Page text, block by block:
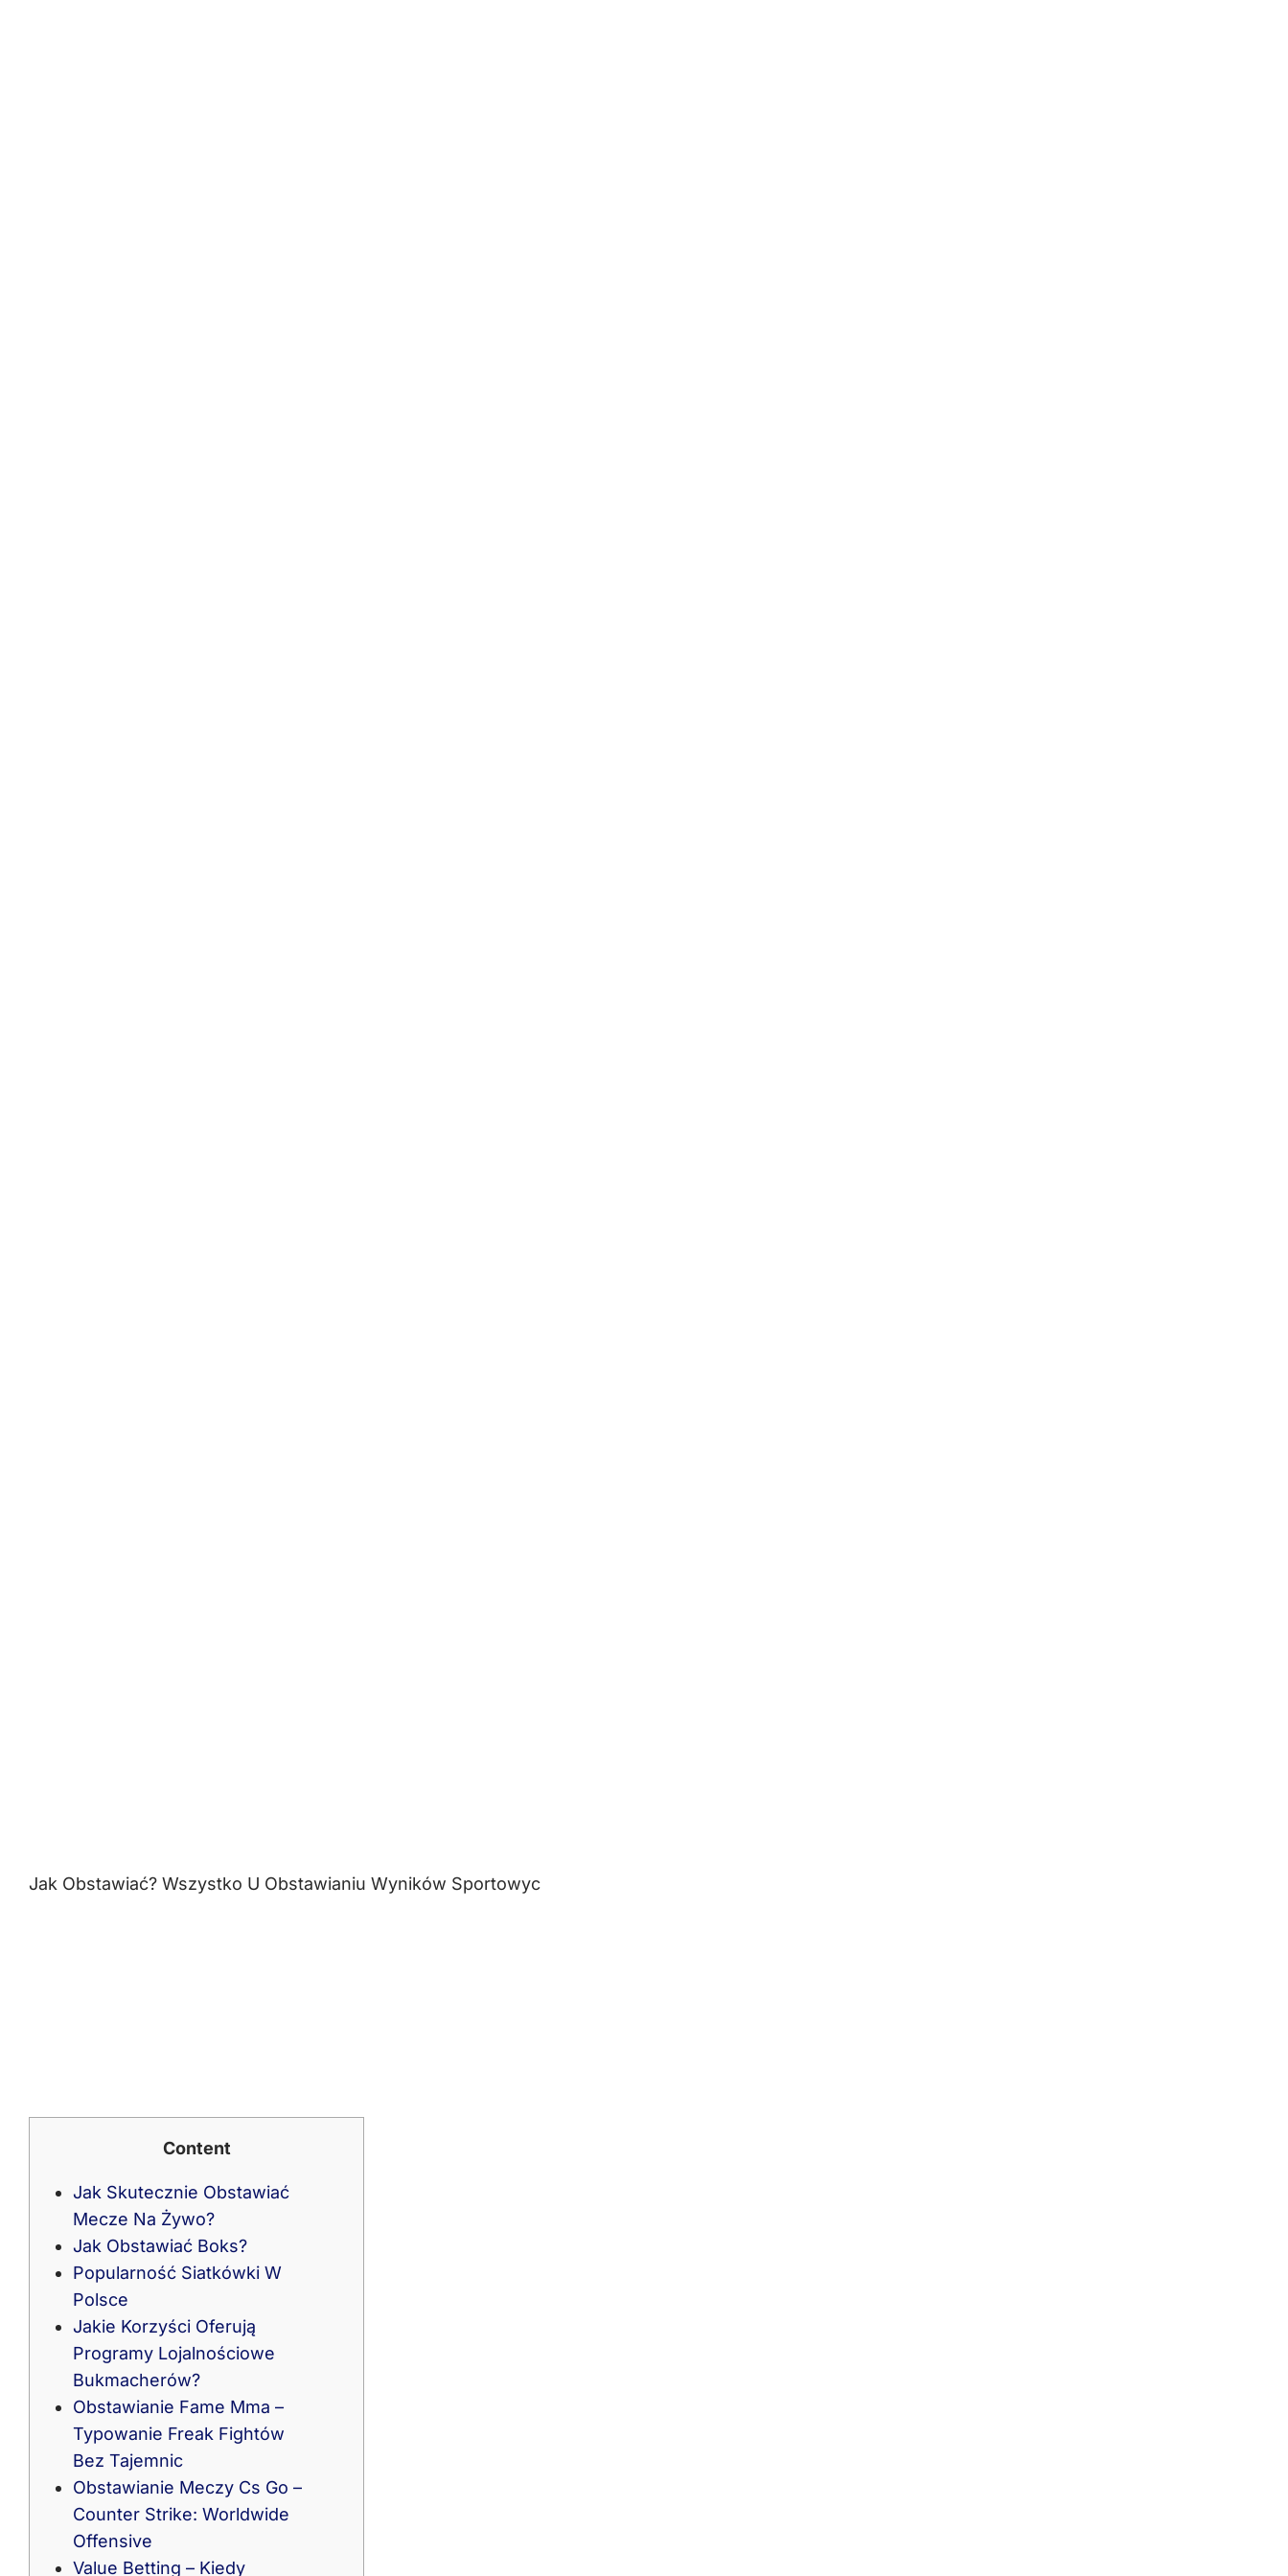
Jak Obstawiać? Wszystko U Obstawianiu Wyników Sportowyc
Content
Jak Skutecznie Obstawiać
Mecze Na Żywo?
Jak Obstawiać Boks?
Popularność Siatkówki W
Polsce
Jakie Korzyści Oferują
Programy Lojalnościowe
Bukmacherów?
Obstawianie Fame Mma –
Typowanie Freak Fightów
Bez Tajemnic
Obstawianie Meczy Cs Go –
Counter Strike: Worldwide
Offensive
Value Betting – Kiedy